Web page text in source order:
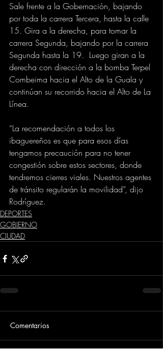
Sale frente a la Gobernación, bajando
por toda la carrera Tercera, hasta la calle
15. Gira a la derecha, para tomar la
carrera Segunda, bajando por la carrera
Segunda hasta la 19.  Luego giran a la
derecha con dirección a la bomba Terpel
Combeima hacia el Alto de la Guala y
continúan su recorrido hacia el Alto de La
Línea.
“La recomendación a todos los
ibaguereños es que para esos días
tengamos precaución para no tener
congestión sobre estos sectores, donde
tendremos cierres viales. Nuestros agentes
de tránsito regularán la movilidad”, dijo
Rodríguez.
DEPORTES
GOBIERNO
CIUDAD
Comentarios